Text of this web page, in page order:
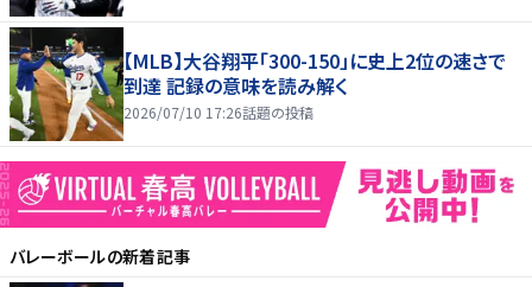
【MLB】大谷翔平「300-150」に史上2位の速さで
到達 記録の意味を読み解く
2026/07/10 17:26話題の投稿
バレーボールの新着記事